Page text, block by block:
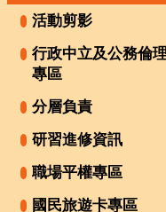
活動剪影
行政中立及公務倫理
專區
分層負責
研習進修資訊
職場平權專區
國民旅遊卡專區